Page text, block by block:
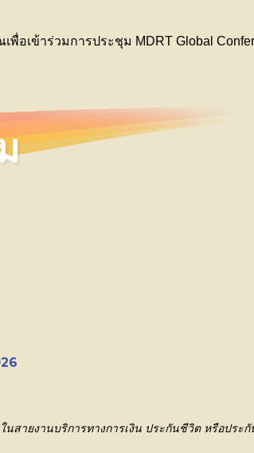
ข้าร่วมการประชุม MDRT Global
ายงานบริการทางการเงิน ประกันชีวิต หรือประ